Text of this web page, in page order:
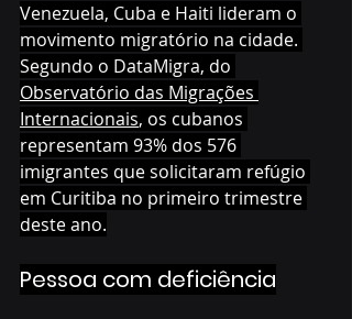
Venezuela, Cuba e Haiti lideram o
movimento migratório na cidade.
Segundo o DataMigra, do
Observatório das Migrações
Internacionais, os cubanos
representam 93% dos 576
imigrantes que solicitaram refúgio
em Curitiba no primeiro trimestre
deste ano.
Pessoa com deficiência